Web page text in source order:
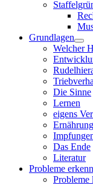
Grundlagen
Welcher
Die Sinne
Lernen
eigens
Ernährung
Das Ende
Literatur
Probleme
Probleme